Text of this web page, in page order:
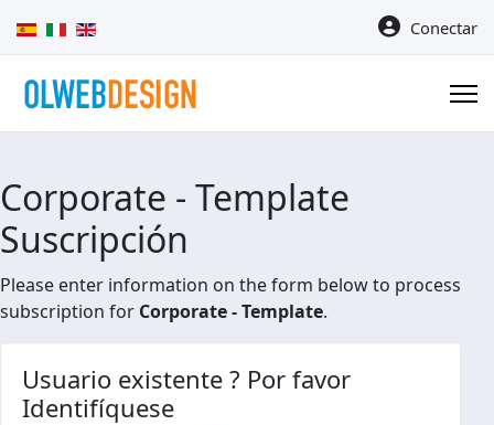
Seleccione su idioma Conectar
Corporate - Template
Suscripción
Please enter information on the form below to process
subscription for Corporate - Template.
Usuario existente ? Por favor
Identifíquese